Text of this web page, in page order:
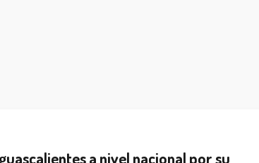
a nivel nacional por su